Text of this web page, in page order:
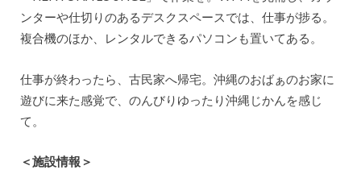
ンターや仕切りのあるデスクスペースでは、仕事が捗る。
複合機のほか、レンタルできるパソコンも置いてある。
仕事が終わったら、古民家へ帰宅。沖縄のおばぁのお家に
遊びに来た感覚で、のんびりゆったり沖縄じかんを感じ
て。
＜施設情報＞